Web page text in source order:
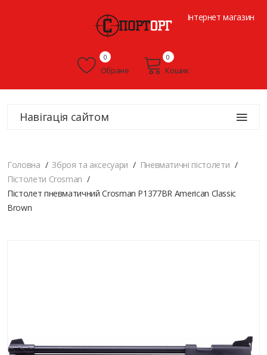
Інтернет магазин
Обране
0
Кошик
0
Навігація сайтом
Головна Зброя та аксесуари
Пневматичні пістолети
Пістолети Crosman
Пістолет пневматичний Crosman P1377BR American Classic
Brown